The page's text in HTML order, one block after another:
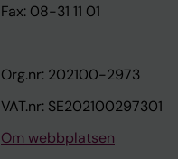
Fax: 08-31 11 01
Org.nr: 202100-2973
VAT.nr: SE202100297301
Om webbplatsen